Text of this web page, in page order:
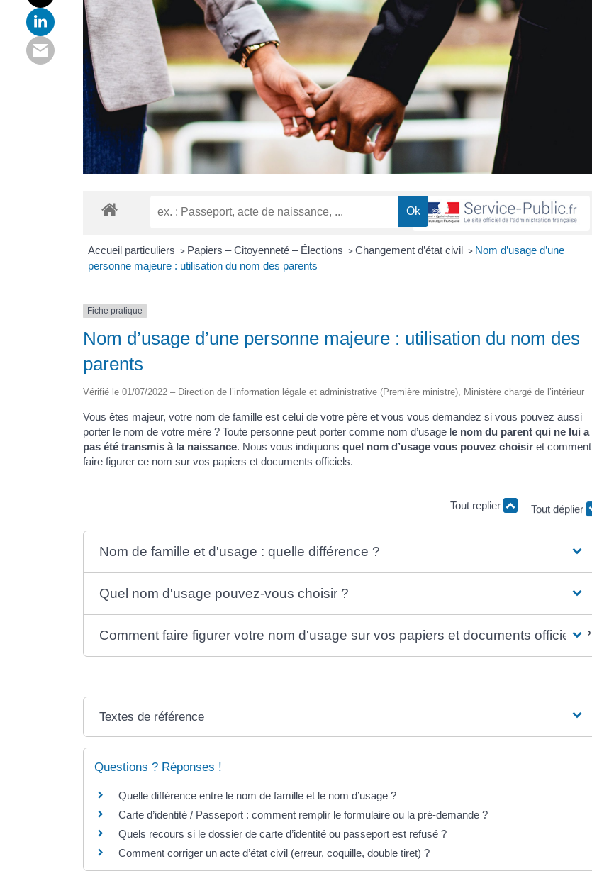
Accueil particuliers > Papiers – Citoyenneté – Élections > Changement d’état civil > Nom d’usage d’une
personne majeure : utilisation du nom des parents
Fiche pratique
Nom d’usage d’une personne majeure : utilisation du nom des
parents
Vérifié le 01/07/2022 – Direction de l’information légale et administrative (Première ministre), Ministère chargé de l’intérieur
Vous êtes majeur, votre nom de famille est celui de votre père et vous vous demandez si vous pouvez aussi
porter le nom de votre mère ? Toute personne peut porter comme nom d’usage le nom du parent qui ne lui a
pas été transmis à la naissance. Nous vous indiquons quel nom d’usage vous pouvez choisir et comment
faire figurer ce nom sur vos papiers et documents officiels.
Tout replier
Tout déplier
Nom de famille et d'usage : quelle différence ?
Quel nom d'usage pouvez-vous choisir ?
Comment faire figurer votre nom d'usage sur vos papiers et documents officiels ?
Textes de référence
Questions ? Réponses !
Quelle différence entre le nom de famille et le nom d’usage ?
Carte d’identité / Passeport : comment remplir le formulaire ou la pré-demande ?
Quels recours si le dossier de carte d’identité ou passeport est refusé ?
Comment corriger un acte d’état civil (erreur, coquille, double tiret) ?